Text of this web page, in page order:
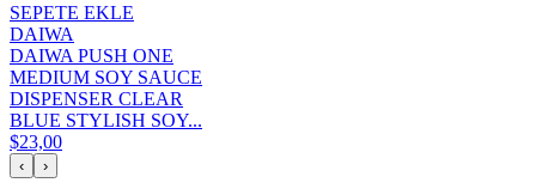
SEPETE EKLE
DAIWA
DAIWA PUSH ONE
MEDIUM SOY SAUCE
DISPENSER CLEAR
BLUE STYLISH SOY...
$23,00
‹ ›